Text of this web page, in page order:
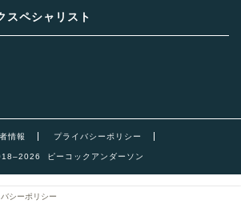
スペシャリスト
情報 プライバシーポリシー
ピーコックアンダーソン
シーポリシー